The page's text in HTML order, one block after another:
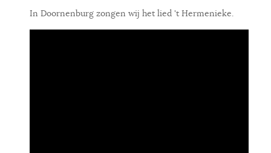
In Doornenburg zongen wij het lied 't Hermenieke.